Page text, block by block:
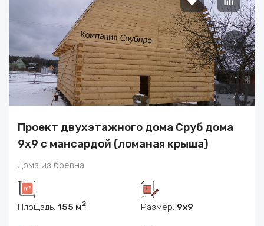
1 / 2
Проект двухэтажного дома Сруб дома
9х9 с мансардой (ломаная крыша)
Дома из бревна
Площадь: 155 м2 Размер: 9x9